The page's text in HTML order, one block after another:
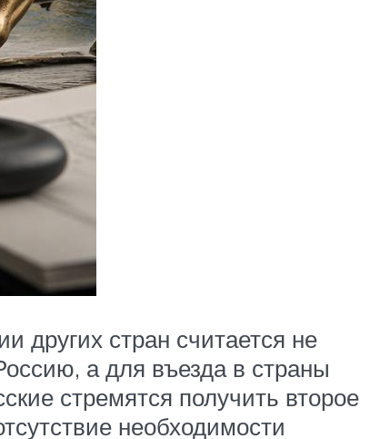
других стран считается не
а для въезда в страны
стремятся получить второе
необходимости